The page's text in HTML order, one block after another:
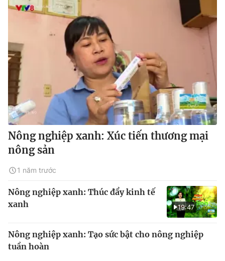
Nông nghiệp xanh: Xúc tiến thương mại
nông sản
1 năm trước
19:47
Nông nghiệp xanh: Thúc đẩy kinh tế
xanh
Nông nghiệp xanh: Tạo sức bật cho nông nghiệp
tuần hoàn